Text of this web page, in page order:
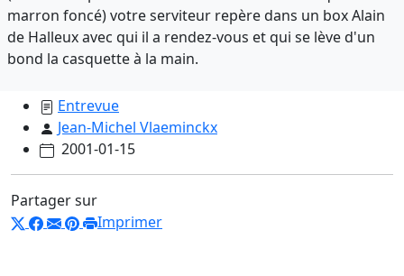
marron foncé) votre serviteur repère dans un box Alain
de Halleux avec qui il a rendez-vous et qui se lève d'un
bond la casquette à la main.
Entrevue
Jean-Michel Vlaeminckx
2001-01-15
Partager sur
Imprimer